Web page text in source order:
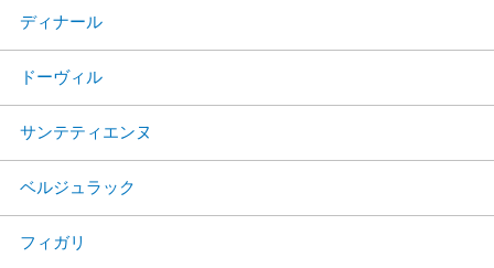
ディナール
ドーヴィル
サンテティエンヌ
ベルジュラック
フィガリ